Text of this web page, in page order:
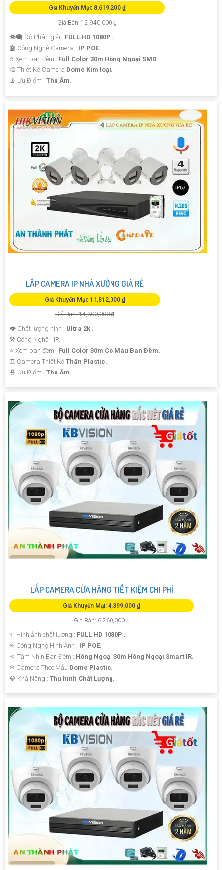
Giá Khuyến Mại: 8,619,200 ₫
Giá Bán: 12,940,000 ₫
👁️‍🗨 Độ Phân giải : FULL HD 1080P .
🤖️ Công Nghệ Camera : IP POE.
⭐ Xem ban đêm : Full Color 30m Hồng Ngoại SMD.
🎨 Thiết Kế Camera Dome Kim loại.
️📡 Ưu Điểm : Thu Âm.
LẮP CAMERA IP NHÀ XƯỞNG GIÁ RẺ
Giá Khuyến Mại: 11,812,000 ₫
Giá Bán: 14,300,000 ₫
👁 Chất lượng hình : Ultra 2k .
⚒ Công Nghệ : IP.
⭐ Xem ban đêm : Full Color 30m Có Màu Ban Ðêm.
♊ Camera Thiết Kế Thân Plastic.
️👮 Ưu Điểm : Thu Âm.
LẮP CAMERA CỬA HÀNG TIẾT KIỆM CHI PHÍ
Giá Khuyến Mại: 4,399,000 ₫
Giá Bán: 6,260,000 ₫
✨ Hình ảnh chất lượng : FULL HD 1080P .
✳️ Công Nghệ Hình Ảnh : IP POE.
🔅 Tầm Nhìn Ban Đêm : Hồng Ngoại 30m Hồng Ngoại Smart IR.
❄ Camera Theo Mẫu Dome Plastic.
️💎 Khả Năng : Thu hình Chất Lượng.